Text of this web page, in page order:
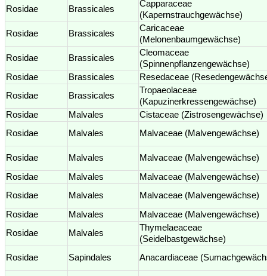
Rosidae Brassicales
Capparaceae
(Kapernstrauchgewächse)
Rosidae
Brassicales
Caricaceae
(Melonenbaumgewächse)
Rosidae
Brassicales
Cleomaceae
(Spinnenpflanzengewächse)
Rosidae
Brassicales
Resedaceae
Rosidae
Brassicales
Tropaeolaceae
(Kapuzinerkressengewächse)
Rosidae
Malvales
Cistaceae (Zistrosengewächse)
Rosidae
Malvales Malvaceae (Malvengewächse)
Rosidae Malvales
Malvaceae (Malvengewächse)
Rosidae
Malvales
Malvaceae (Malvengewächse)
Rosidae
Malvales
Malvaceae (Malvengewächse)
Rosidae
Malvales
Malvaceae (Malvengewächse)
Rosidae
Malvales
Thymelaeaceae
(Seidelbastgewächse)
Rosidae
Sapindales Anacardiaceae